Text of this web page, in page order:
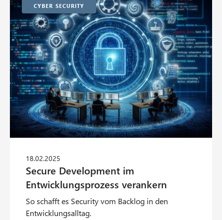
Cyber Security
So schafft es Security vom Backlog in den
Entwicklungsalltag.